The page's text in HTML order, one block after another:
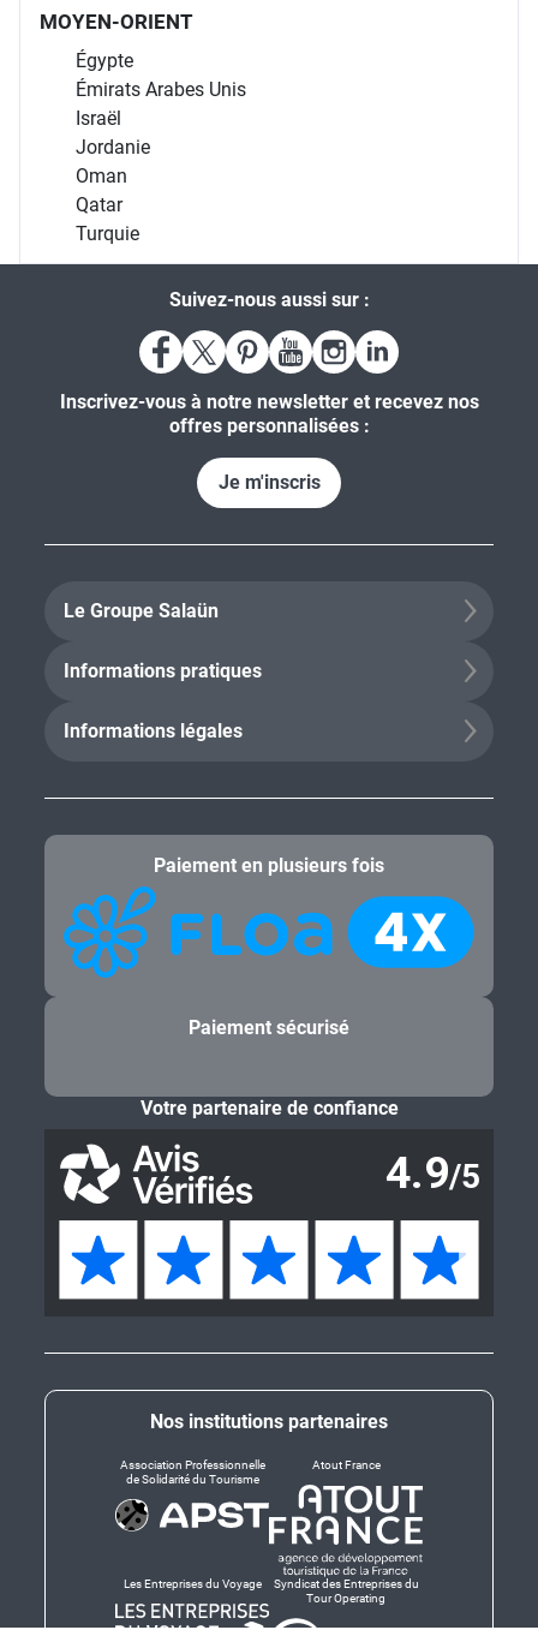
MOYEN-ORIENT
Égypte
Émirats Arabes Unis
Israël
Jordanie
Oman
Qatar
Turquie
Suivez-nous aussi sur :
Inscrivez-vous à notre newsletter et recevez nos
offres personnalisées :
Je m'inscris
Le Groupe Salaün
Informations pratiques
Informations légales
Nos institutions partenaires
Association Professionnelle
de Solidarité du Tourisme
Atout France
Les Entreprises du Voyage
Syndicat des Entreprises du
Tour Operating
Paiement en plusieurs fois
Paiement sécurisé
Votre partenaire de confiance